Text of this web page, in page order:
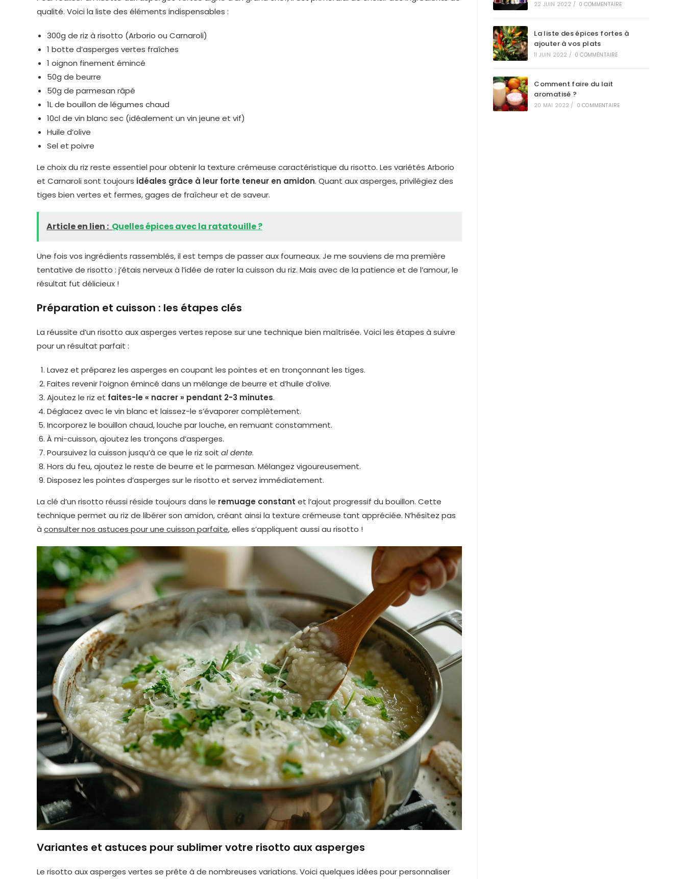
qualité. Voici la liste des éléments indispensables :
300g de riz à risotto (Arborio ou Carnaroli)
1 botte d’asperges vertes fraîches
1 oignon finement émincé
50g de beurre
50g de parmesan râpé
1L de bouillon de légumes chaud
10cl de vin blanc sec (idéalement un vin jeune et vif)
Huile d’olive
Sel et poivre
Le choix du riz reste essentiel pour obtenir la texture crémeuse caractéristique du risotto. Les variétés Arborio
et Carnaroli sont toujours idéales grâce à leur forte teneur en amidon. Quant aux asperges, privilégiez des
tiges bien vertes et fermes, gages de fraîcheur et de saveur.
Article en lien : Quelles épices avec la ratatouille ?
Une fois vos ingrédients rassemblés, il est temps de passer aux fourneaux. Je me souviens de ma première
tentative de risotto : j’étais nerveux à l’idée de rater la cuisson du riz. Mais avec de la patience et de l’amour, le
résultat fut délicieux !
Préparation et cuisson : les étapes clés
La réussite d’un risotto aux asperges vertes repose sur une technique bien maîtrisée. Voici les étapes à suivre
pour un résultat parfait :
Lavez et préparez les asperges en coupant les pointes et en tronçonnant les tiges.
Faites revenir l’oignon émincé dans un mélange de beurre et d’huile d’olive.
Ajoutez le riz et faites-le « nacrer » pendant 2-3 minutes.
Déglacez avec le vin blanc et laissez-le s’évaporer complètement.
Incorporez le bouillon chaud, louche par louche, en remuant constamment.
À mi-cuisson, ajoutez les tronçons d’asperges.
Poursuivez la cuisson jusqu’à ce que le riz soit al dente.
Hors du feu, ajoutez le reste de beurre et le parmesan. Mélangez vigoureusement.
Disposez les pointes d’asperges sur le risotto et servez immédiatement.
La clé d’un risotto réussi réside toujours dans le remuage constant et l’ajout progressif du bouillon. Cette
technique permet au riz de libérer son amidon, créant ainsi la texture crémeuse tant appréciée. N’hésitez pas
à consulter nos astuces pour une cuisson parfaite, elles s’appliquent aussi au risotto !
Variantes et astuces pour sublimer votre risotto aux asperges
Le risotto aux asperges vertes se prête à de nombreuses variations. Voici quelques idées pour personnaliser
22 JUIN 2022 / 0 COMMENTAIRE
La liste des épices fortes à
ajouter à vos plats
11 JUIN 2022 / 0 COMMENTAIRE
Comment faire du lait
aromatisé ?
20 MAI 2022 / 0 COMMENTAIRE